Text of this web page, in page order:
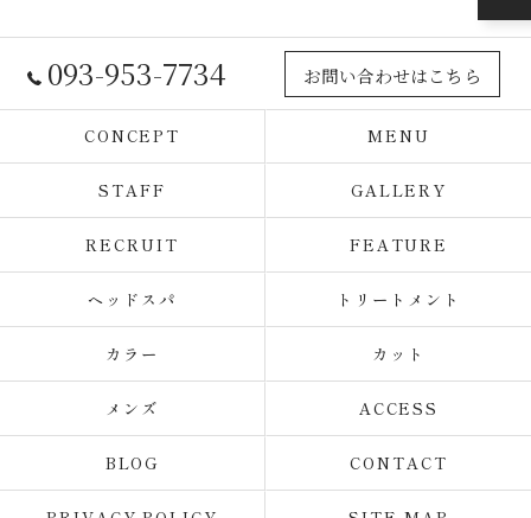
093-953-7734 お問い合わせはこちら
CONCEPT MENU
STAFF GALLERY
RECRUIT FEATURE
ヘッドスパ トリートメント
カラー カット
メンズ ACCESS
BLOG CONTACT